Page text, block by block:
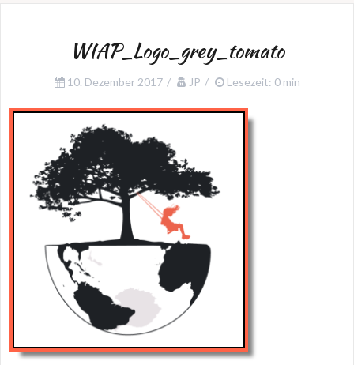
WIAP_Logo_grey_tomato
10. Dezember 2017 JP Lesezeit: 0 min